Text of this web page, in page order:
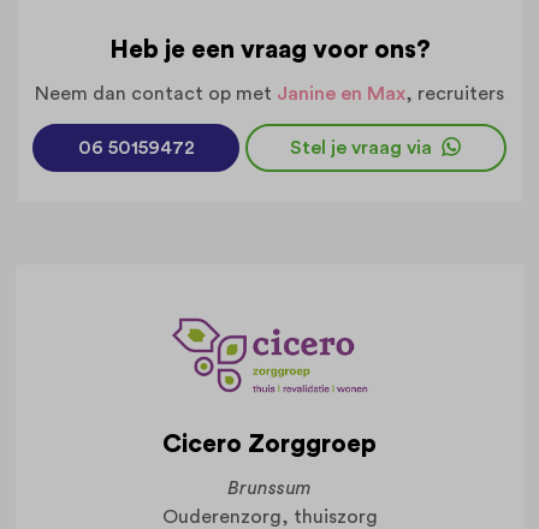
Heb je een vraag voor ons?
Neem dan contact op met Janine en Max, recruiters
06 50159472 Stel je vraag via
Cicero Zorggroep
Brunssum
Ouderenzorg, thuiszorg